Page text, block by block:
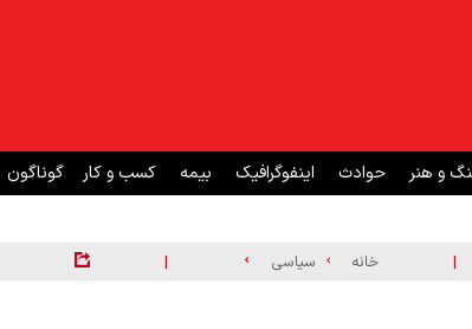
و هنر حوادث اینفوگرافیک بیمه کسب و کار گوناگون
| خانه سیاسی |